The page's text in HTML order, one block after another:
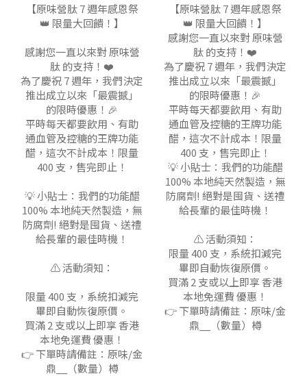
【原味營肽 7 週年感恩祭
👑 限量大回饋！】
感謝您一直以來對 原味營
肽 的支持！❤️
為了慶祝 7 週年，我們決定
推出成立以來「最震撼」
的限時優惠！🎉
平時每天都要飲用、有助
通血管及控糖的王牌功能
醋，這次不計成本！限量
400 支，售完即止！
💡 小貼士：我們的功能醋
100% 本地純天然製造，無
防腐劑! 絕對是囤貨、送禮
給長輩的最佳時機！
⚠️ 活動須知：
限量 400 支，系統扣減完
畢即自動恢復原價。
買滿 2 支或以上即享 香港
本地免運費 優惠！
👉 下單時請備註：原味/金
鼎__（數量）樽
【原味營肽 7 週年感恩祭
👑 限量大回饋！】
感謝您一直以來對 原味營
肽 的支持！❤️
為了慶祝 7 週年，我們決定
推出成立以來「最震撼」
的限時優惠！🎉
平時每天都要飲用、有助
通血管及控糖的王牌功能
醋，這次不計成本！限量
400 支，售完即止！
💡 小貼士：我們的功能醋
100% 本地純天然製造，無
防腐劑! 絕對是囤貨、送禮
給長輩的最佳時機！
⚠️ 活動須知：
限量 400 支，系統扣減完
畢即自動恢復原價。
買滿 2 支或以上即享 香港
本地免運費 優惠！
👉 下單時請備註：原味/金
鼎__（數量）樽